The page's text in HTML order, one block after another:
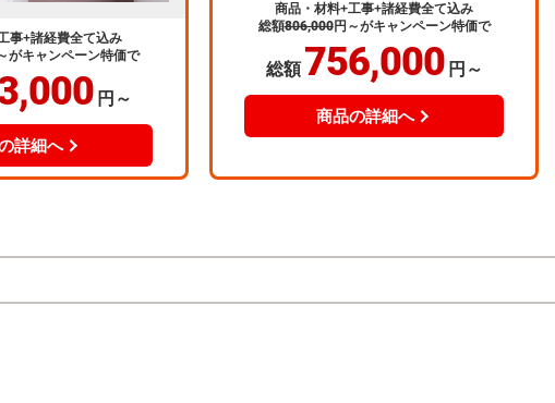
事+諸経費全て込み
がキャンペーン特価で
円～
詳細へ
商品・材料+工事+諸経費全て込み
総額806,000円～がキャンペーン特価で
総額 756,000 円～
商品の詳細へ